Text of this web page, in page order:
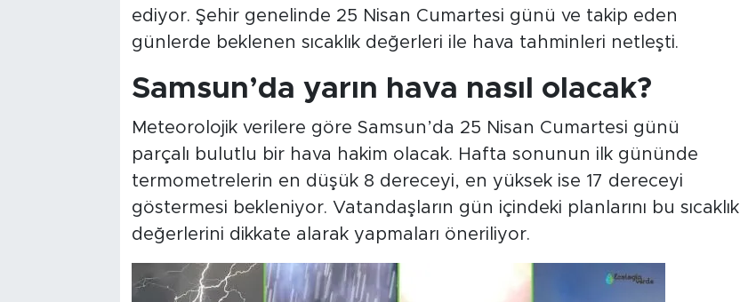
ediyor. Şehir genelinde 25 Nisan Cumartesi günü ve takip eden
günlerde beklenen sıcaklık değerleri ile hava tahminleri netleşti.
Samsun’da yarın hava nasıl olacak?
Meteorolojik verilere göre Samsun’da 25 Nisan Cumartesi günü
parçalı bulutlu bir hava hakim olacak. Hafta sonunun ilk gününde
termometrelerin en düşük 8 dereceyi, en yüksek ise 17 dereceyi
göstermesi bekleniyor. Vatandaşların gün içindeki planlarını bu sıcaklık
değerlerini dikkate alarak yapmaları öneriliyor.